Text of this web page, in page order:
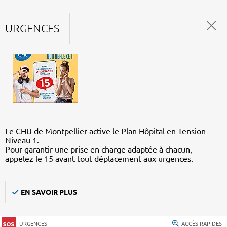
URGENCES
Le CHU de Montpellier active le Plan Hôpital en Tension –
Niveau 1.
Pour garantir une prise en charge adaptée à chacun,
appelez le 15 avant tout déplacement aux urgences.
EN SAVOIR PLUS
URGENCES ACCÈS RAPIDES